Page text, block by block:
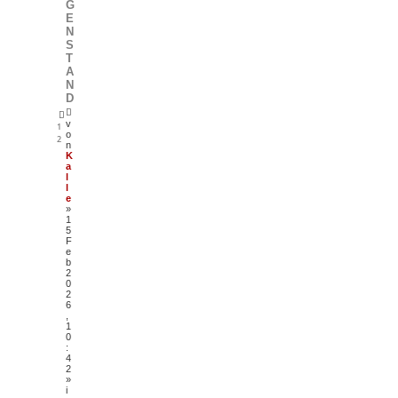
G
E
N
S
T
A
N
D
v
o
n
K
a
l
l
e
»
1
5
F
e
b
2
0
2
6
1
0
:
4
2
»
i
1
2